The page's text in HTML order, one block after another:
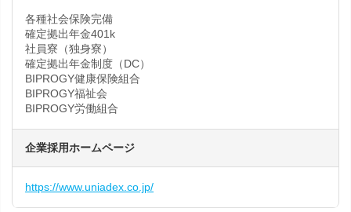
各種社会保険完備
確定拠出年金401k
社員寮（独身寮）
確定拠出年金制度（DC）
BIPROGY健康保険組合
BIPROGY福祉会
BIPROGY労働組合
企業採用ホームページ
https://www.uniadex.co.jp/